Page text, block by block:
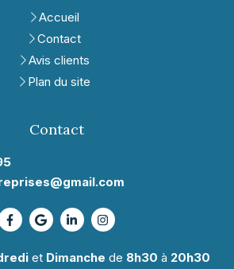
Accueil
Contact
Avis clients
Plan du site
Contact
et Dimanche de 8h30 à 20h30